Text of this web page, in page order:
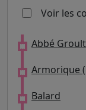
Voir les
Abbé Groult
Balard